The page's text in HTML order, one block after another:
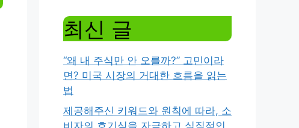
최신 글
“왜 내 주식만 안 오를까?” 고민이라
면? 미국 시장의 거대한 흐름을 읽는
법
제공해주신 키워드와 원칙에 따라, 소
비자의 호기심을 자극하고 실질적인